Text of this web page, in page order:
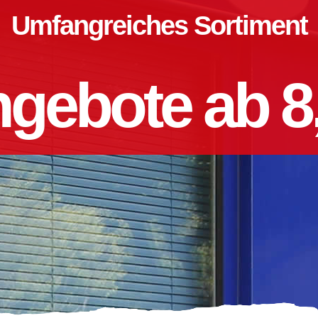
Umfangreiches Sortiment
ab